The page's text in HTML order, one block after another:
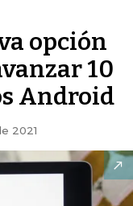
opción
10
Android
2021